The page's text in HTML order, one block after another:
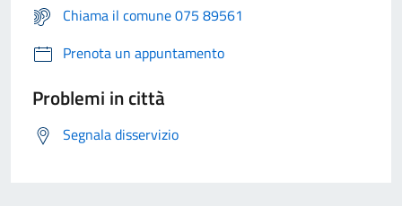
Chiama il comune 075 89561
Prenota un appuntamento
Problemi in città
Segnala disservizio